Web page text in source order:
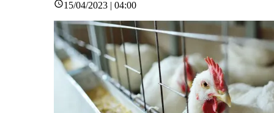
15/04/2023 | 04:00